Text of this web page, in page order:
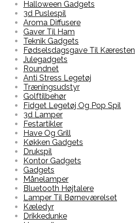
Halloween Gadgets
3d Puslespil
Aroma Diffusere
Gaver Til Ham
Teknik Gadgets
Fødselsdagsgave Til Kæresten
Julegadgets
Roundnet
Anti Stress Legetøj
Træningsudstyr
Golftilbehør
Fidget Legetøj Og Pop Spil
3d Lamper
Festartikler
Have Og Grill
Køkken Gadgets
Drukspil
Kontor Gadgets
Gadgets
Månelamper
Bluetooth Højtalere
Lamper Til Børneværelset
Kæledyr
Drikkedunke